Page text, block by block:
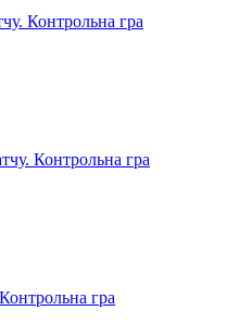
Контрольна гра
Контрольна гра
гра